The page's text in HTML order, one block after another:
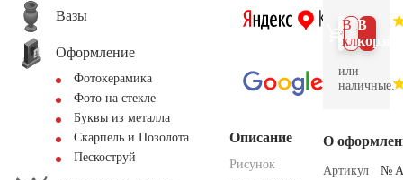
Вазы
Оформление
Фотокерамика
Фото на стекле
Буквы из металла
Скарпель и Позолота
Пескоструй
Описание
Рисунок
В
В 1
клик
или
наличные.
О
Артикул
№